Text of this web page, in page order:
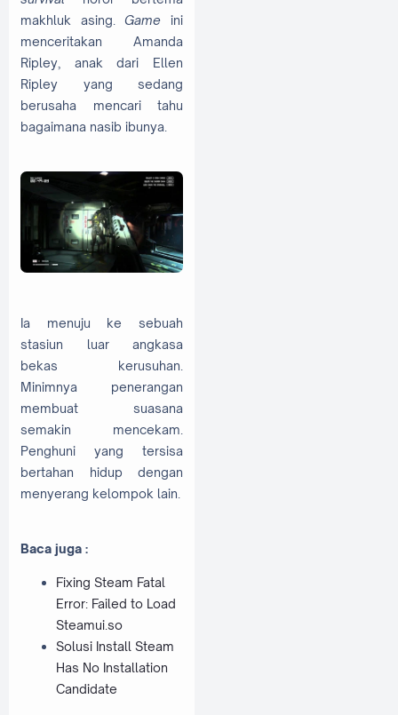
makhluk asing.Game ini
menceritakan Amanda
Ripley, anak dari Ellen
Ripley yang sedang
berusaha mencari tahu
bagaimana nasib ibunya.
Ia menuju ke sebuah
stasiun luar angkasa
bekas kerusuhan.
Minimnya penerangan
membuat suasana
semakin mencekam.
Penghuni yang tersisa
bertahan hidup dengan
menyerang kelompok lain.
Baca juga :
Fixing Steam Fatal
Error: Failed to Load
Steamui.so
Solusi Install Steam
Has No Installation
Candidate